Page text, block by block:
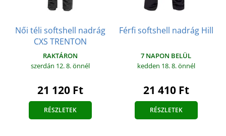
Női téli softshell nadrág
CXS TRENTON
RAKTÁRON
szerdán 12. 8.önnél
21 120 Ft
RÉSZLETEK
Férfi softshell nadrág Hill
7 NAPON BELÜL
kedden 18. 8.önnél
21 410 Ft
RÉSZLETEK